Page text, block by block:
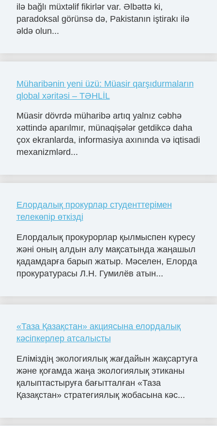
ilə bağlı müxtəlif fikirlər var. Əlbəttə ki,
paradoksal görünsə də, Pakistanın iştirakı ilə
əldə olun...
Müharibənin yeni üzü: Müasir qarşıdurmaların
qlobal xəritəsi – TƏHLİL
Müasir dövrdə müharibə artıq yalnız cəbhə
xəttində aparılmır, münaqişələr getdikcə daha
çox ekranlarda, informasiya axınında və iqtisadi
mexanizmlərd...
Елордалық прокурлар студенттерімен
телекөпір өткізді
Елордалық прокурорлар қылмыспен күресу
жәні оның алдын алу мақсатында жаңашыл
қадамдарға барып жатыр. Мәселен, Елорда
прокуратурасы Л.Н. Гумилёв атын...
«Таза Қазақстан» акциясына елордалық
кәсіпкерлер атсалысты
Еліміздің экологиялық жағдайын жақсартуға
және қоғамда жаңа экологиялық этиканы
қалыптастыруға бағытталған «Таза
Қазақстан» стратегиялық жобасына кәс...